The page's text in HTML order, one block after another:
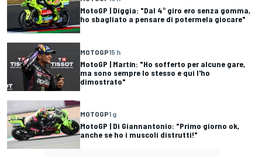
MotoGP | Diggia: "Dal 4° giro ero senza gomma,
ho sbagliato a pensare di potermela giocare"
MOTOGP15 h
MotoGP | Martín: "Ho sofferto per alcune gare,
ma sono sempre lo stesso e qui l'ho
dimostrato"
MOTOGP1 g
MotoGP | Di Giannantonio: "Primo giorno ok,
anche se ho i muscoli distrutti!"